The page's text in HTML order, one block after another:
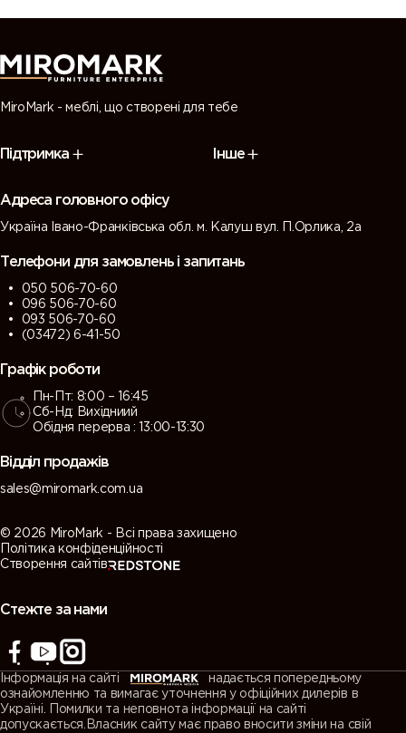
MiroMark - меблі, що створені для тебе
Підтримка Інше
Адреса головного офісу
Україна Івано-Франківська обл. м. Калуш вул. П.Орлика, 2а
Телефони для замовлень і запитань
050 506-70-60
096 506-70-60
093 506-70-60
(03472) 6-41-50
Графік роботи
Пн-Пт: 8:00 – 16:45
Сб-Нд: Вихідниий
Обідня перерва : 13:00-13:30
Відділ продажів
sales@miromark.com.ua
© 2026 MiroMark - Всі права захищено
Політика конфіденційності
Створення сайтів
Стежте за нами
Інформація на сайті
надається попередньому
ознайомленню та вимагає уточнення у офіційних дилерів в
Україні. Помилки та неповнота інформації на сайті
допускається.Власник сайту має право вносити зміни на свій